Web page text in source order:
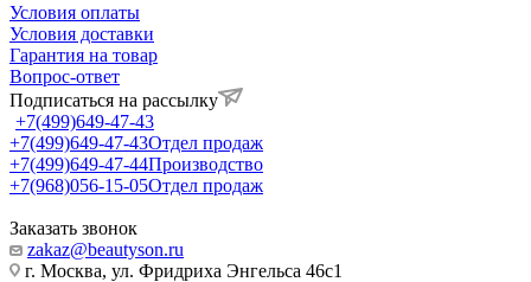
Условия оплаты
Условия доставки
Гарантия на товар
Вопрос-ответ
Подписаться на рассылку
+7(499)649-47-43
+7(499)649-47-43Отдел продаж
+7(499)649-47-44Производство
+7(968)056-15-05Отдел продаж
Заказать звонок
zakaz@beautyson.ru
г. Москва, ул. Фридриха Энгельса 46с1